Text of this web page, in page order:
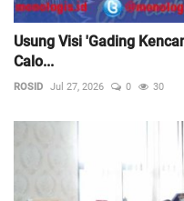
Usung Visi 'Gading
Calo...
ROSID Jul 27, 2026 0 30